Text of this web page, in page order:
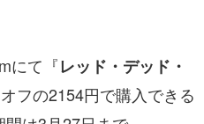
にて『レッド・デッド・
フの2154円で購入できる